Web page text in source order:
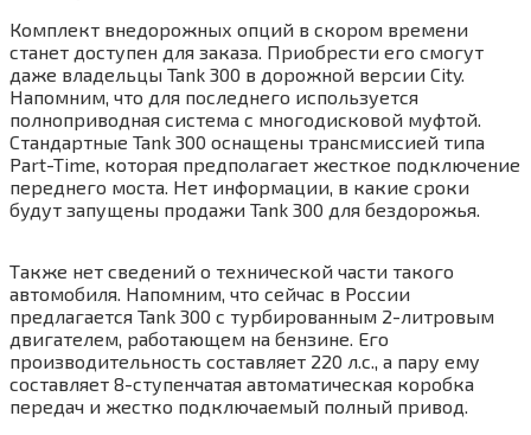
Комплект внедорожных опций в скором времени
станет доступен для заказа. Приобрести его смогут
даже владельцы Tank 300 в дорожной версии City.
Напомним, что для последнего используется
полноприводная система с многодисковой муфтой.
Стандартные Tank 300 оснащены трансмиссией типа
Part-Time, которая предполагает жесткое подключение
переднего моста. Нет информации, в какие сроки
будут запущены продажи Tank 300 для бездорожья.
Также нет сведений о технической части такого
автомобиля. Напомним, что сейчас в России
предлагается Tank 300 с турбированным 2-литровым
двигателем, работающем на бензине. Его
производительность составляет 220 л.с., а пару ему
составляет 8-ступенчатая автоматическая коробка
передач и жестко подключаемый полный привод.